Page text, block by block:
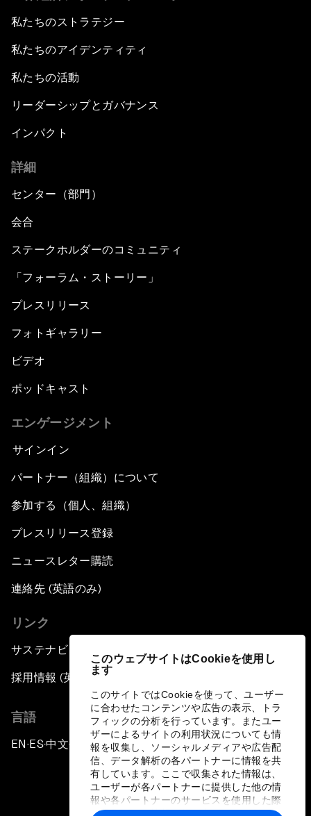
このウェブサイトはCookieを使用し
ます
このサイトではCookieを使って、ユーザー
に合わせたコンテンツや広告の表示、トラ
フィックの分析を行っています。またユー
ザーによるサイトの利用状況についても情
報を収集し、ソーシャルメディアや広告配
信、データ解析の各パートナーに情報を共
有しています。ここで収集された情報は、
ユーザーが各パートナーに提供した他の情
報や各パートナーのサービスを使用した際
に収集された情報と組み合わされ、各パー
私たちのストラテジー
私たちのアイデンティティ
私たちの活動
リーダーシップとガバナンス
インパクト
詳細
センター（部門）
会合
ステークホルダーのコミュニティ
「フォーラム・ストーリー」
プレスリリース
フォトギャラリー
ビデオ
ポッドキャスト
エンゲージメント
サインイン
パートナー（組織）について
参加する（個人、組織）
プレスリリース登録
ニュースレター購読
連絡先 (英語のみ)
リンク
サステナビリティへの取り組み
採用情報 (英語のみ)
言語
EN ▪ES▪中文▪ 日本語